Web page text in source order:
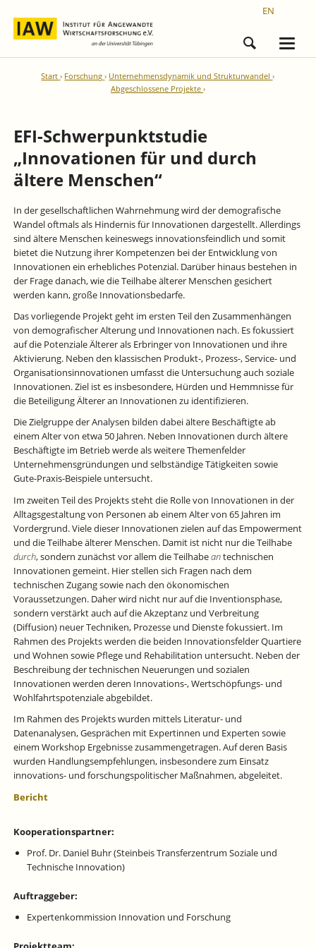
EN
Start Forschung
Unternehmensdynamik und Strukturwandel
Abgeschlossene Projekte
EFI-Schwerpunktstudie
„Innovationen für und durch
ältere Menschen“
In der gesellschaftlichen Wahrnehmung wird der demografische
Wandel oftmals als Hindernis für Innovationen dargestellt. Allerdings
sind ältere Menschen keineswegs innovationsfeindlich und somit
bietet die Nutzung ihrer Kompetenzen bei der Entwicklung von
Innovationen ein erhebliches Potenzial. Darüber hinaus bestehen in
der Frage danach, wie die Teilhabe älterer Menschen gesichert
werden kann, große Innovationsbedarfe.
Das vorliegende Projekt geht im ersten Teil den Zusammenhängen
von demografischer Alterung und Innovationen nach. Es fokussiert
auf die Potenziale Älterer als Erbringer von Innovationen und ihre
Aktivierung. Neben den klassischen Produkt-, Prozess-, Service- und
Organisationsinnovationen umfasst die Untersuchung auch soziale
Innovationen. Ziel ist es insbesondere, Hürden und Hemmnisse für
die Beteiligung Älterer an Innovationen zu identifizieren.
Die Zielgruppe der Analysen bilden dabei ältere Beschäftigte ab
einem Alter von etwa 50 Jahren. Neben Innovationen durch ältere
Beschäftigte im Betrieb werde als weitere Themenfelder
Unternehmensgründungen und selbständige Tätigkeiten sowie
Gute-Praxis-Beispiele untersucht.
Im zweiten Teil des Projekts steht die Rolle von Innovationen in der
Alltagsgestaltung von Personen ab einem Alter von 65 Jahren im
Vordergrund. Viele dieser Innovationen zielen auf das Empowerment
und die Teilhabe älterer Menschen. Damit ist nicht nur die Teilhabe
durch, sondern zunächst vor allem die Teilhabeantechnischen
Innovationen gemeint. Hier stellen sich Fragen nach dem
technischen Zugang sowie nach den ökonomischen
Voraussetzungen. Daher wird nicht nur auf die Inventionsphase,
sondern verstärkt auch auf die Akzeptanz und Verbreitung
(Diffusion) neuer Techniken, Prozesse und Dienste fokussiert. Im
Rahmen des Projekts werden die beiden Innovationsfelder Quartiere
und Wohnen sowie Pflege und Rehabilitation untersucht. Neben der
Beschreibung der technischen Neuerungen und sozialen
Innovationen werden deren Innovations-, Wertschöpfungs- und
Wohlfahrtspotenziale abgebildet.
Im Rahmen des Projekts wurden mittels Literatur- und
Datenanalysen, Gesprächen mit Expertinnen und Experten sowie
einem Workshop Ergebnisse zusammengetragen. Auf deren Basis
wurden Handlungsempfehlungen, insbesondere zum Einsatz
innovations- und forschungspolitischer Maßnahmen, abgeleitet.
Bericht
Kooperationspartner:
Prof. Dr. Daniel Buhr (Steinbeis Transferzentrum Soziale und
Technische Innovation)
Auftraggeber:
Expertenkommission Innovation und Forschung